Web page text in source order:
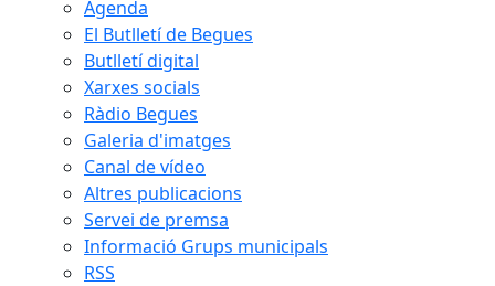
Agenda
El Butlletí de Begues
Butlletí digital
Xarxes socials
Ràdio Begues
Galeria d'imatges
Canal de vídeo
Altres publicacions
Servei de premsa
Informació Grups municipals
RSS